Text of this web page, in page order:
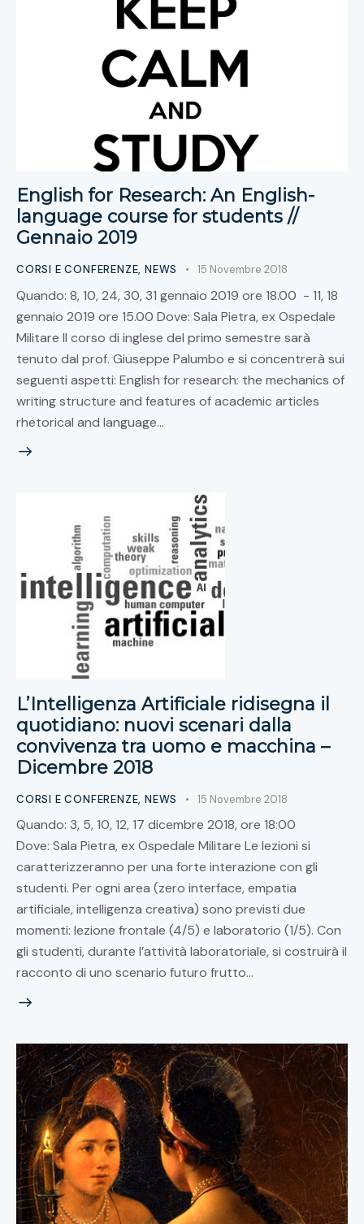
English for Research: An English-
language course for students //
Gennaio 2019
CORSI E CONFERENZE,NEWS 15 Novembre 2018
Quando: 8, 10, 24, 30, 31 gennaio 2019 ore 18.00 - 11, 18
gennaio 2019 ore 15.00 Dove: Sala Pietra, ex Ospedale
Militare Il corso di inglese del primo semestre sarà
tenuto dal prof. Giuseppe Palumbo e si concentrerà sui
seguenti aspetti: English for research: the mechanics of
writing structure and features of academic articles
rhetorical and language…
L’Intelligenza Artificiale ridisegna il
quotidiano: nuovi scenari dalla
convivenza tra uomo e macchina –
Dicembre 2018
CORSI E CONFERENZE,NEWS 15 Novembre 2018
Quando: 3, 5, 10, 12, 17 dicembre 2018, ore 18:00
Dove: Sala Pietra, ex Ospedale Militare Le lezioni si
caratterizzeranno per una forte interazione con gli
studenti. Per ogni area (zero interface, empatia
artificiale, intelligenza creativa) sono previsti due
momenti: lezione frontale (4/5) e laboratorio (1/5). Con
gli studenti, durante l’attività laboratoriale, si costruirà il
racconto di uno scenario futuro frutto…